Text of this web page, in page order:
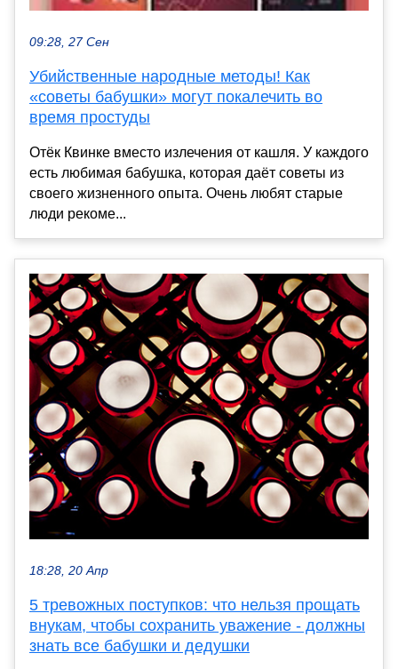
09:28, 27 Сен
Убийственные народные методы! Как
«советы бабушки» могут покалечить во
время простуды
Отёк Квинке вместо излечения от кашля. У каждого
есть любимая бабушка, которая даёт советы из
своего жизненного опыта. Очень любят старые
люди рекоме...
18:28, 20 Апр
5 тревожных поступков: что нельзя прощать
внукам, чтобы сохранить уважение - должны
знать все бабушки и дедушки